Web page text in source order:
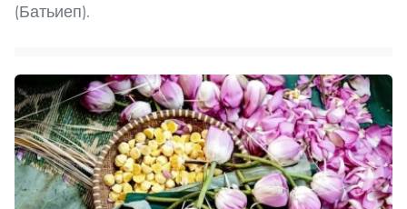
(Батьиеп).